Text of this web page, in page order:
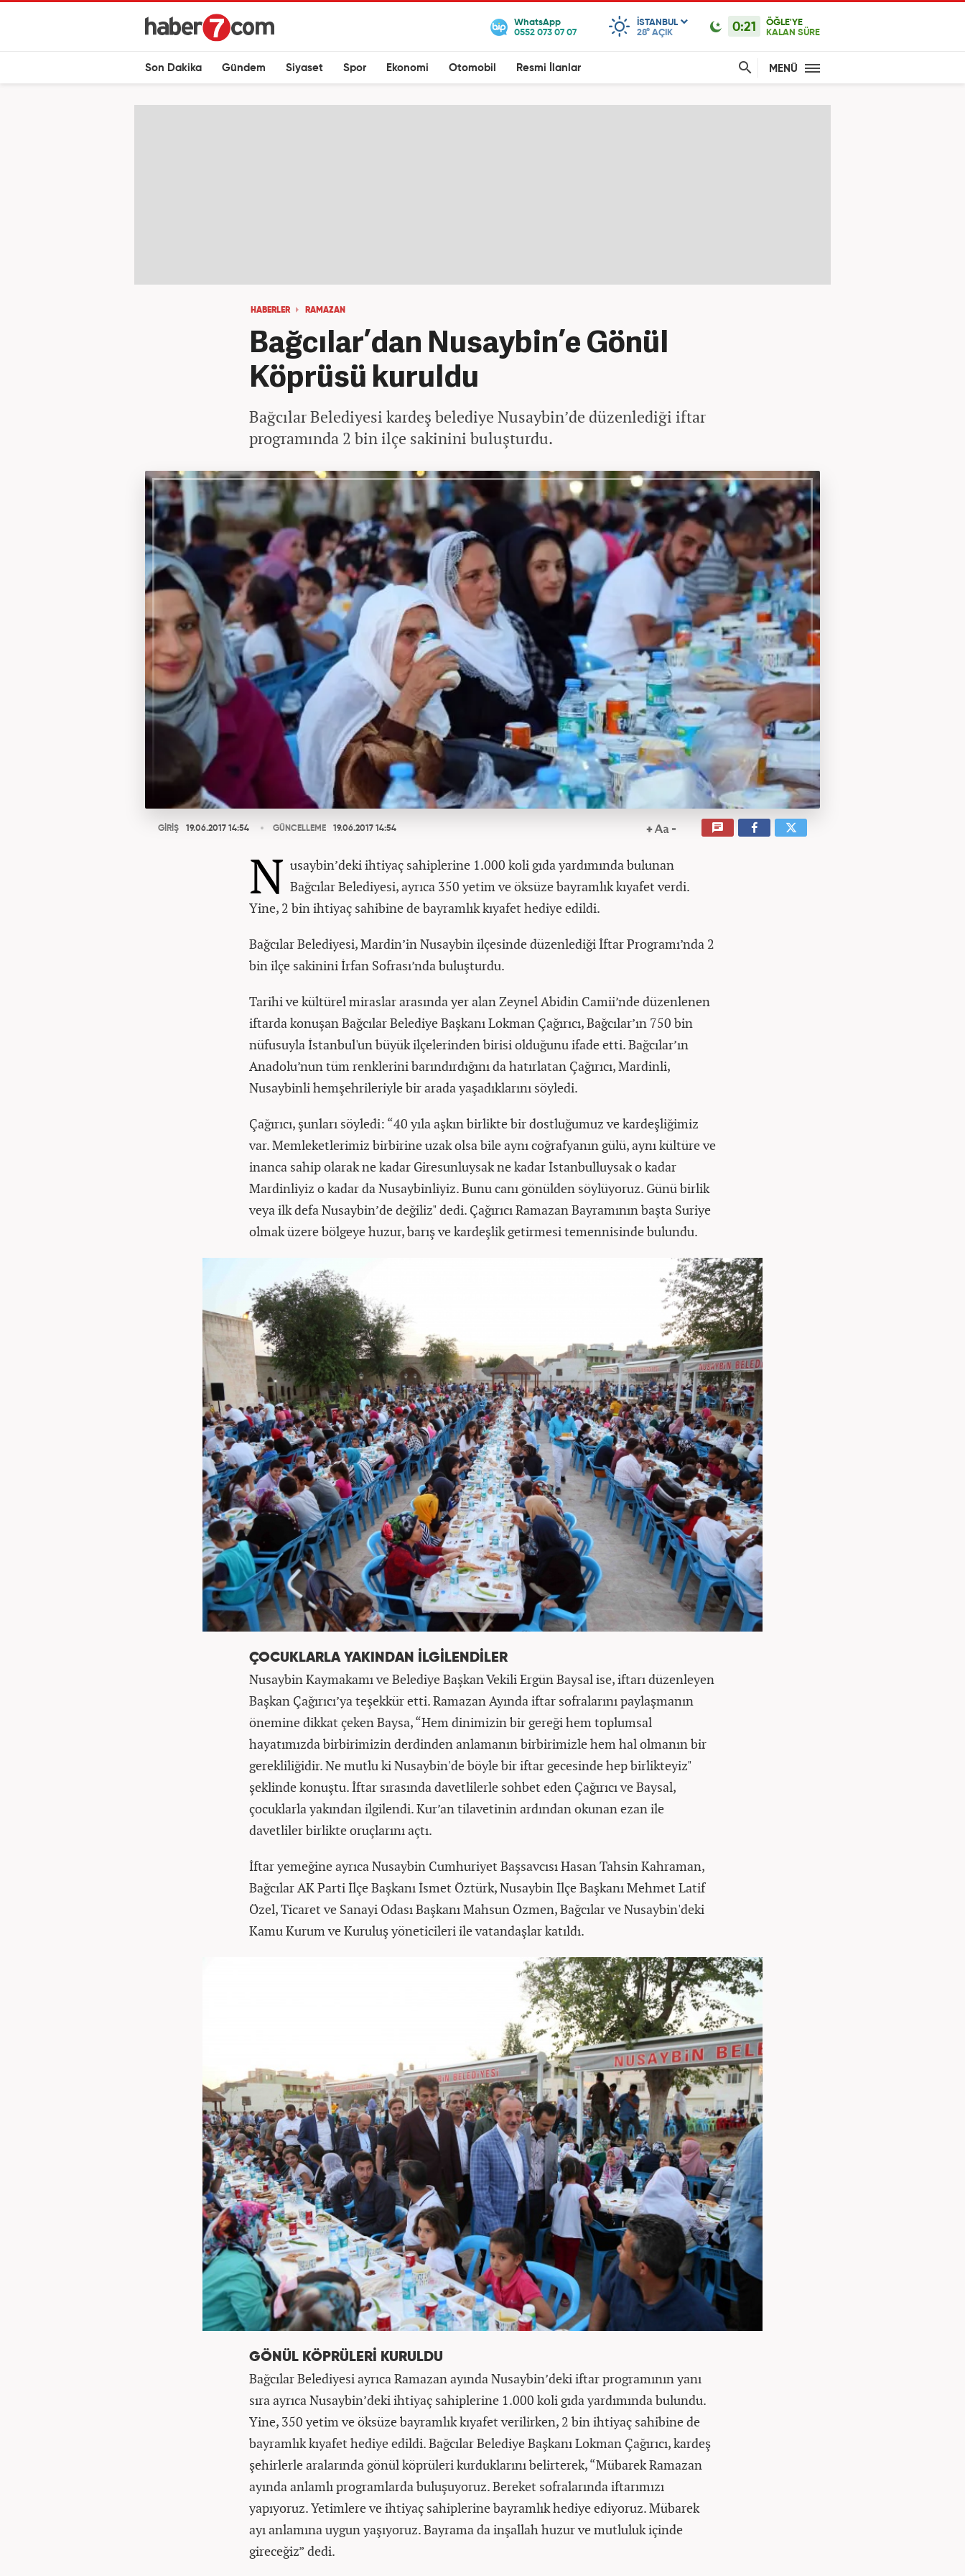
ISTANBUL
28° AÇIK 0:21
ÖĞLE'YE
KALAN SÜRE
Son Dakika Gündem Siyaset Spor Ekonomi Otomobil Resmi İlanlar MENÜ
HABERLER RAMAZAN
Bağcılar’dan Nusaybin’e Gönül
Köprüsü kuruldu
Bağcılar Belediyesi kardeş belediye Nusaybin’de düzenlediği iftar
programında 2 bin ilçe sakinini buluşturdu.
GİRİŞ 19.06.2017 14:54 GÜNCELLEME 19.06.2017 14:54
N usaybin’deki ihtiyaç sahiplerine 1.000 koli gıda yardımında bulunan
Bağcılar Belediyesi, ayrıca 350 yetim ve öksüze bayramlık kıyafet verdi.
Yine, 2 bin ihtiyaç sahibine de bayramlık kıyafet hediye edildi.
Bağcılar Belediyesi, Mardin’in Nusaybin ilçesinde düzenlediği İftar Programı’nda 2
bin ilçe sakinini İrfan Sofrası’nda buluşturdu.
Tarihi ve kültürel miraslar arasında yer alan Zeynel Abidin Camii’nde düzenlenen
iftarda konuşan Bağcılar Belediye Başkanı Lokman Çağırıcı, Bağcılar’ın 750 bin
nüfusuyla İstanbul'un büyük ilçelerinden birisi olduğunu ifade etti. Bağcılar’ın
Anadolu’nun tüm renklerini barındırdığını da hatırlatan Çağırıcı, Mardinli,
Nusaybinli hemşehrileriyle bir arada yaşadıklarını söyledi.
Çağırıcı, şunları söyledi: “40 yıla aşkın birlikte bir dostluğumuz ve kardeşliğimiz
var. Memleketlerimiz birbirine uzak olsa bile aynı coğrafyanın gülü, aynı kültüre ve
inanca sahip olarak ne kadar Giresunluysak ne kadar İstanbulluysak o kadar
Mardinliyiz o kadar da Nusaybinliyiz. Bunu canı gönülden söylüyoruz. Günü birlik
veya ilk defa Nusaybin’de değiliz" dedi. Çağırıcı Ramazan Bayramının başta Suriye
olmak üzere bölgeye huzur, barış ve kardeşlik getirmesi temennisinde bulundu.
ÇOCUKLARLA YAKINDAN İLGİLENDİLER
Nusaybin Kaymakamı ve Belediye Başkan Vekili Ergün Baysal ise, iftarı düzenleyen
Başkan Çağırıcı’ya teşekkür etti. Ramazan Ayında iftar sofralarını paylaşmanın
önemine dikkat çeken Baysa, “Hem dinimizin bir gereği hem toplumsal
hayatımızda birbirimizin derdinden anlamanın birbirimizle hem hal olmanın bir
gerekliliğidir. Ne mutlu ki Nusaybin'de böyle bir iftar gecesinde hep birlikteyiz"
şeklinde konuştu. İftar sırasında davetlilerle sohbet eden Çağırıcı ve Baysal,
çocuklarla yakından ilgilendi. Kur’an tilavetinin ardından okunan ezan ile
davetliler birlikte oruçlarını açtı.
İftar yemeğine ayrıca Nusaybin Cumhuriyet Başsavcısı Hasan Tahsin Kahraman,
Bağcılar AK Parti İlçe Başkanı İsmet Öztürk, Nusaybin İlçe Başkanı Mehmet Latif
Özel, Ticaret ve Sanayi Odası Başkanı Mahsun Özmen, Bağcılar ve Nusaybin'deki
Kamu Kurum ve Kuruluş yöneticileri ile vatandaşlar katıldı.
GÖNÜL KÖPRÜLERİ KURULDU
Bağcılar Belediyesi ayrıca Ramazan ayında Nusaybin’deki iftar programının yanı
sıra ayrıca Nusaybin’deki ihtiyaç sahiplerine 1.000 koli gıda yardımında bulundu.
Yine, 350 yetim ve öksüze bayramlık kıyafet verilirken, 2 bin ihtiyaç sahibine de
bayramlık kıyafet hediye edildi. Bağcılar Belediye Başkanı Lokman Çağırıcı, kardeş
şehirlerle aralarında gönül köprüleri kurduklarını belirterek, “Mübarek Ramazan
ayında anlamlı programlarda buluşuyoruz. Bereket sofralarında iftarımızı
yapıyoruz. Yetimlere ve ihtiyaç sahiplerine bayramlık hediye ediyoruz. Mübarek
ayı anlamına uygun yaşıyoruz. Bayrama da inşallah huzur ve mutluluk içinde
gireceğiz” dedi.